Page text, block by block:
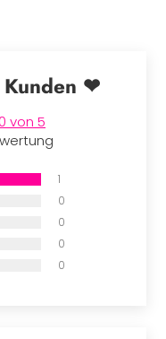
Kunden ❤
von 5
1
0
0
0
0